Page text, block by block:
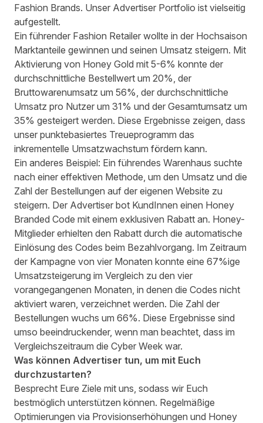
Fashion Brands. Unser Advertiser Portfolio ist vielseitig
aufgestellt.
Ein führender Fashion Retailer wollte in der Hochsaison
Marktanteile gewinnen und seinen Umsatz steigern. Mit
Aktivierung von Honey Gold mit 5-6% konnte der
durchschnittliche Bestellwert um 20%, der
Bruttowarenumsatz um 56%, der durchschnittliche
Umsatz pro Nutzer um 31% und der Gesamtumsatz um
35% gesteigert werden. Diese Ergebnisse zeigen, dass
unser punktebasiertes Treueprogramm das
inkrementelle Umsatzwachstum fördern kann.
Ein anderes Beispiel: Ein führendes Warenhaus suchte
nach einer effektiven Methode, um den Umsatz und die
Zahl der Bestellungen auf der eigenen Website zu
steigern. Der Advertiser bot KundInnen einen Honey
Branded Code mit einem exklusiven Rabatt an. Honey-
Mitglieder erhielten den Rabatt durch die automatische
Einlösung des Codes beim Bezahlvorgang. Im Zeitraum
der Kampagne von vier Monaten konnte eine 67%ige
Umsatzsteigerung im Vergleich zu den vier
vorangegangenen Monaten, in denen die Codes nicht
aktiviert waren, verzeichnet werden. Die Zahl der
Bestellungen wuchs um 66%. Diese Ergebnisse sind
umso beeindruckender, wenn man beachtet, dass im
Vergleichszeitraum die Cyber Week war.
Was können Advertiser tun, um mit Euch
durchzustarten?
Besprecht Eure Ziele mit uns, sodass wir Euch
bestmöglich unterstützen können. Regelmäßige
Optimierungen via Provisionserhöhungen und Honey